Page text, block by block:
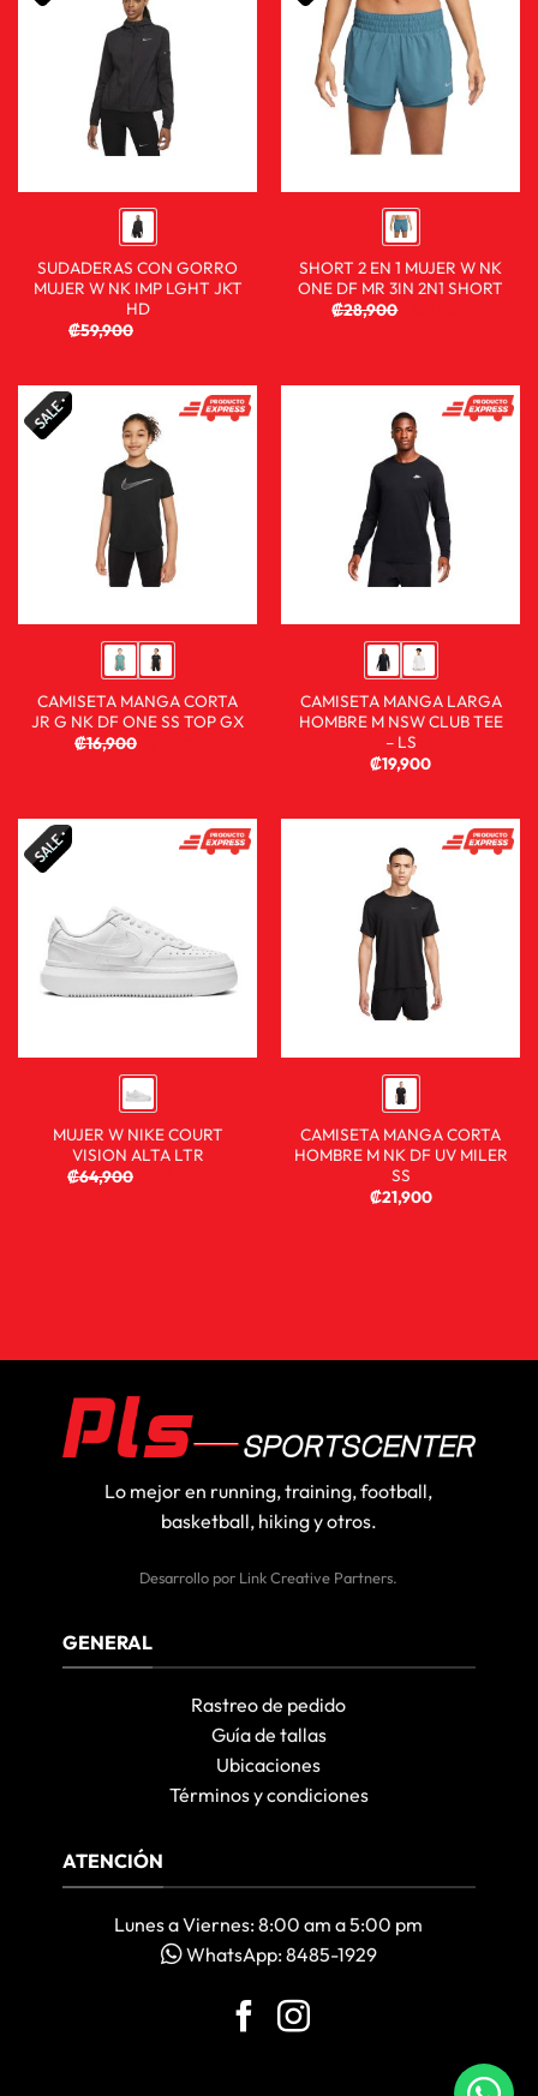
SUDADERAS CON GORRO
MUJER W NK IMP LGHT JKT
HD
₡59,900
SHORT 2 EN 1 MUJER W NK
ONE DF MR 3IN 2N1 SHORT
₡28,900
CAMISETA MANGA CORTA
JR G NK DF ONE SS TOP GX
₡16,900
CAMISETA MANGA LARGA
HOMBRE M NSW CLUB TEE
– LS
₡19,900
MUJER W NIKE COURT
VISION ALTA LTR
₡64,900
CAMISETA MANGA CORTA
HOMBRE M NK DF UV MILER
SS
₡21,900
Lo mejor en running, training, football,
basketball, hiking y otros.
Desarrollo por Link Creative Partners.
GENERAL
Rastreo de pedido
Guía de tallas
Ubicaciones
Términos y condiciones
ATENCIÓN
Lunes a Viernes: 8:00 am a 5:00 pm
WhatsApp: 8485-1929